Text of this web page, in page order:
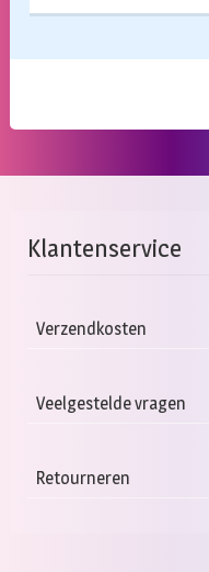
Klantenservice
Verzendkosten
Veelgestelde vragen
Retourneren